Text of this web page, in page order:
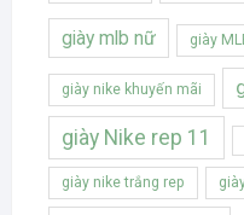
giày mlb nữ giày
giày nike khuyến mãi
giày Nike rep 11
giày nike trắng rep